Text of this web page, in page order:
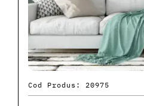
Cod Produs: 20975